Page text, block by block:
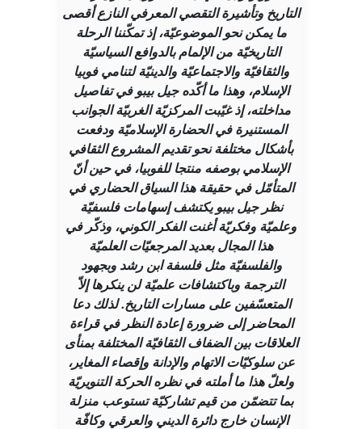
التاريخ وتأشيرة التقصي المعرفي النازع أقصى
ما يمكن نحو الموضوعيّة، إذ تمكّننا الرحلة
التاريخيّة من الإلمام بالدوافع السياسيّة
والثقافيّة والاجتماعيّة والدينيّة لتنامي فوبيا
الإسلام، وهذا ما أكّده جيل بيبو في تفاصيل
مداخلته، إذ غيّبت المركزيّة الغربيّة الجوانب
المستنيرة في الحضارة الإسلاميّة ودفعت
بأشكال مختلفة نحو تقديم المشروع الثقافي
الإسلامي بوصفه منتجا للفوبيا، في حين أنّ
المتأمّل في حقيقة هذا السياق الحضاري في
نظر جيل بيبو يكتشف إسهامات فلسفيّة
وعلميّة وفكريّة أغنت الفكر الكوني، وذكّر في
هذا المجال بعديد المرجعيّات العلميّة
والفلسفيّة مثل فلسفة ابن رشد وبجهود
الترجمة وباكتشافات علميّة لن ينكرها إلاّ
المتعسّفين على مسارات التاريخ. لذلك دعا
المحاضر إلى ضرورة إعادة النظر في قراءة
العلاقات بين الضفاف الثقافيّة المختلفة بمنأى
عن سلوكيّات الاتهام والإدانة وإقصاء المغاير،
ولعلّ هذا ما أملته في نظره الحركة التنويريّة
بما تتضمّن من قيم تشاركيّة تستوعب منزلة
الإنسان خارج دائرة الديني والعرقي وكافّة